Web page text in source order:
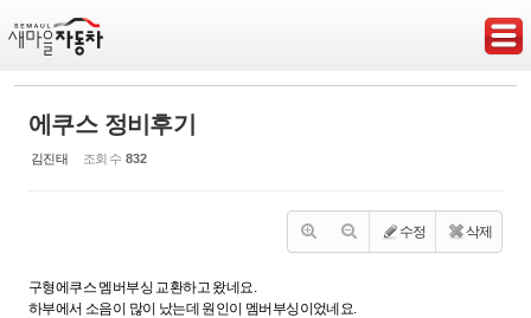
에쿠스 정비후기
김진태 조회 수 832
수정 삭제
구형에쿠스 멤버부싱 교환하고 왔네요.
하부에서 소음이 많이 났는데 원인이 멤버부싱이었네요.
Sketchbook5, 스케치북5
Sketchbook5, 스케치북5